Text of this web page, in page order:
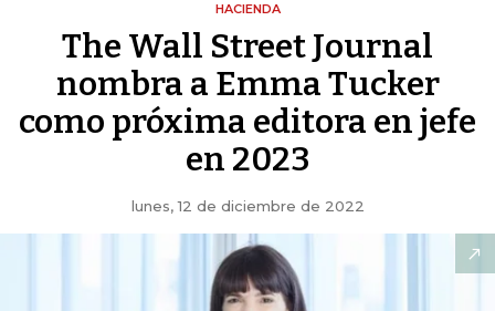
HACIENDA
The Wall Street Journal
nombra a Emma Tucker
como próxima editora en jefe
en 2023
lunes, 12 de diciembre de 2022